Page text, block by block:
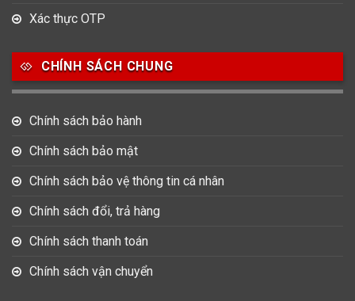
Xác thực OTP
CHÍNH SÁCH CHUNG
Chính sách bảo hành
Chính sách bảo mật
Chính sách bảo vệ thông tin cá nhân
Chính sách đổi, trả hàng
Chính sách thanh toán
Chính sách vận chuyển